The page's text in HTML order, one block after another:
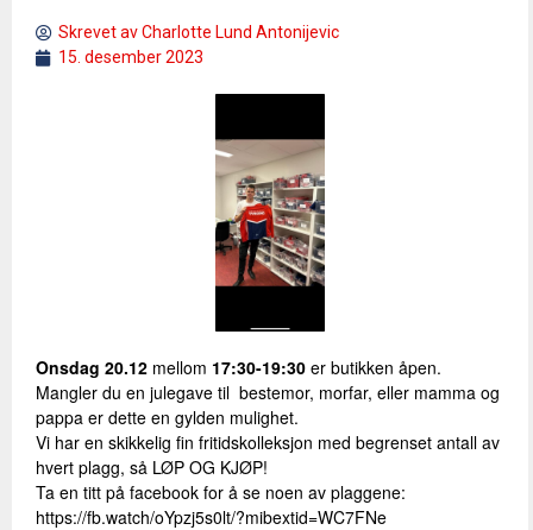
Skrevet avCharlotte Lund Antonijevic
15. desember 2023
Onsdag 20.12 mellom 17:30-19:30 er butikken åpen.
Mangler du en julegave til bestemor, morfar, eller mamma og
pappa er dette en gylden mulighet.
Vi har en skikkelig fin fritidskolleksjon med begrenset antall av
hvert plagg, så LØP OG KJØP!
Ta en titt på facebook for å se noen av plaggene:
https://fb.watch/oYpzj5s0lt/?mibextid=WC7FNe